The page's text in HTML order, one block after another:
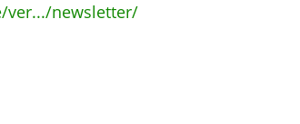
ver.../newsletter/